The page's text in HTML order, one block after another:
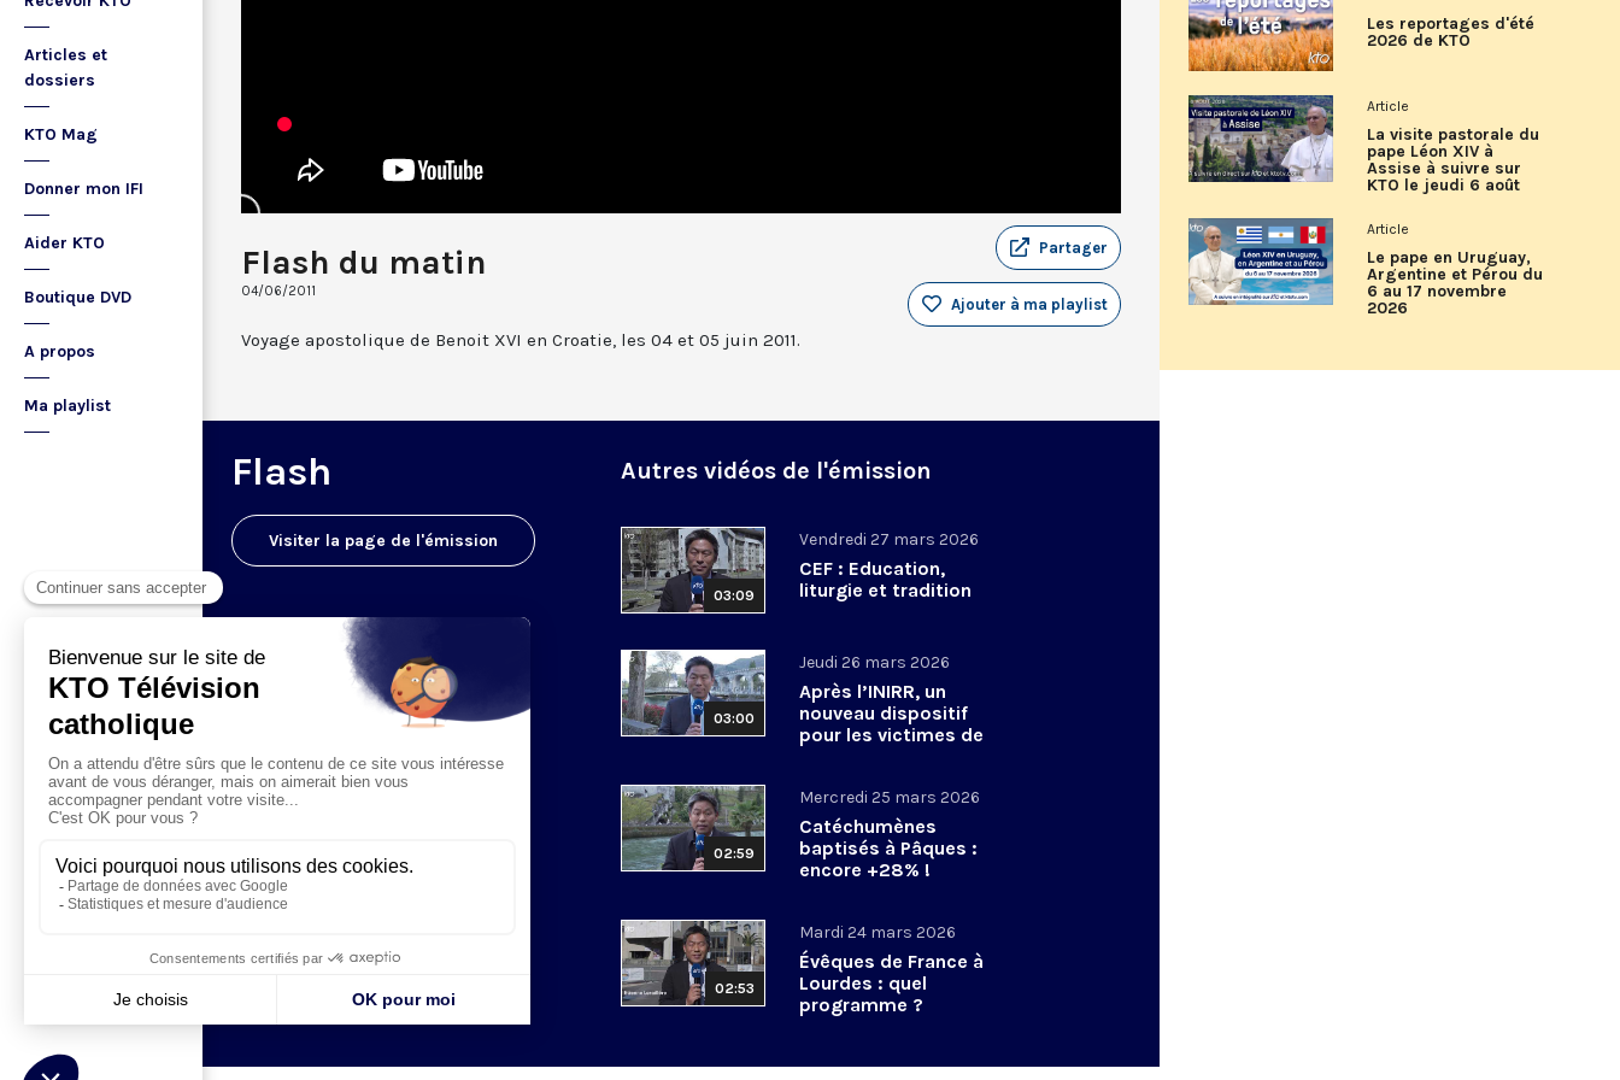
Articles et
dossiers
KTO Mag
Donner mon IFI
Aider KTO
Boutique DVD
A propos
Ma playlist
Flash du matin
04/06/2011
Partager
Ajouter à ma playlist
Voyage apostolique de Benoit XVI en Croatie, les 04 et 05 juin 2011.
Flash
Visiter la page de l'émission
Autres vidéos de l'émission
03:09
Vendredi 27 mars 2026
CEF : Education,
liturgie et tradition
03:00
Jeudi 26 mars 2026
Après l’INIRR, un
nouveau dispositif
pour les victimes de
02:59
Mercredi 25 mars 2026
Catéchumènes
baptisés à Pâques :
encore +28% !
02:53
Mardi 24 mars 2026
Évêques de France à
Lourdes : quel
programme ?
Les reportages d'été
2026 de KTO
Article
La visite pastorale du
pape Léon XIV à
Assise à suivre sur
KTO le jeudi 6 août
Article
Le pape en Uruguay,
Argentine et Pérou du
6 au 17 novembre
2026